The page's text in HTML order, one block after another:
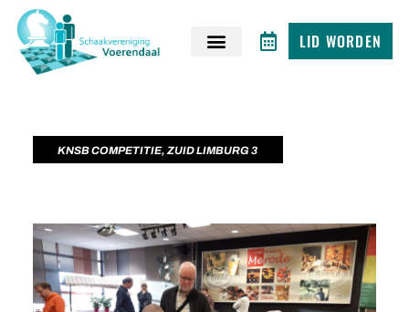
LID WORDEN
KNSB COMPETITIE,ZUID LIMBURG 3